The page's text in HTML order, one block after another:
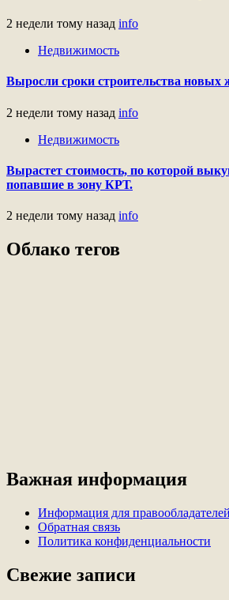
2 недели тому назад info
Недвижимость
Выросли сроки строительства
2 недели тому назад info
Недвижимость
Вырастет стоимость, по которой
попавшие в зону КРТ.
2 недели тому назад info
Облако тегов
Важная информация
Информация для правообладателей
Обратная связь
Политика конфиденциальности
Свежие записи